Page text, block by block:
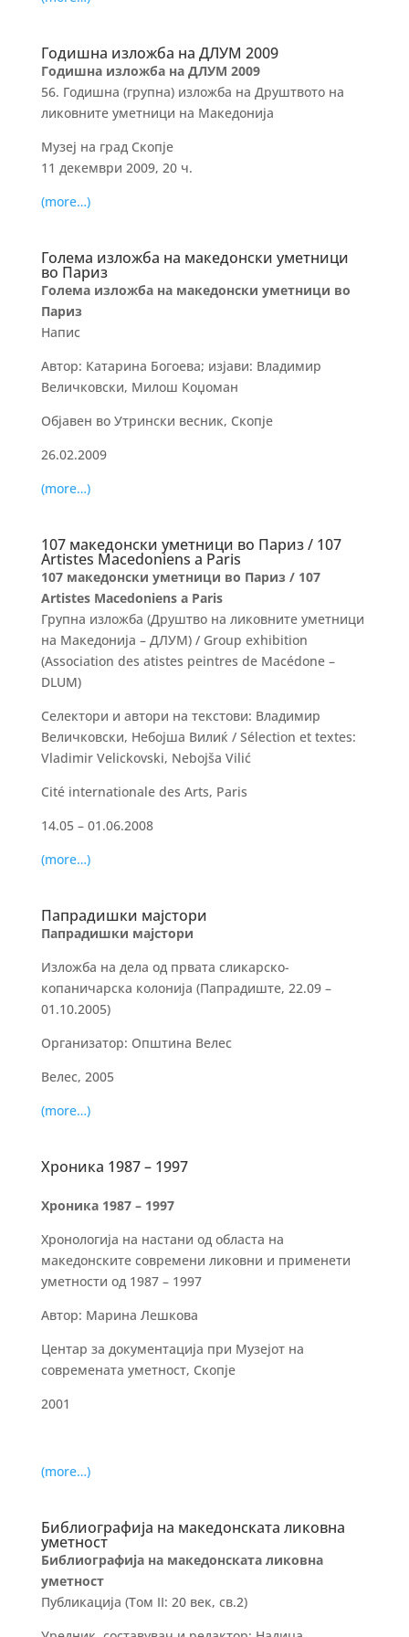
Годишна изложба на ДЛУМ 2009
Годишна изложба на ДЛУМ 2009
56. Годишна (групна) изложба на Друштвото на
ликовните уметници на Македонија
Музеј на град Скопје
11 декември 2009, 20 ч.
(more…)
Голема изложба на македонски уметници
во Париз
Голема изложба на македонски уметници во
Париз
Напис
Автор: Катарина Богоева; изјави: Владимир
Величковски, Милош Коџоман
Објавен во Утрински весник, Скопје
26.02.2009
(more…)
107 македонски уметници во Париз / 107
Artistes Macedoniens a Paris
107 македонски уметници во Париз / 107
Artistes Macedoniens a Paris
Групна изложба (Друштво на ликовните уметници
на Македонија – ДЛУМ) / Group exhibition
(Association des atistes peintres de Macédone –
DLUM)
Селектори и автори на текстови: Владимир
Величковски, Небојша Вилиќ / Sélection et textes:
Vladimir Velickovski, Nebojša Vilić
Cité internationale des Arts, Paris
14.05 – 01.06.2008
(more…)
Папрадишки мајстори
Папрадишки мајстори
Изложба на дела од првата сликарско-
копаничарска колонија (Папрадиште, 22.09 –
01.10.2005)
Организатор: Општина Велес
Велес, 2005
(more…)
Хроника 1987 – 1997
Хроника 1987 – 1997
Хронологија на настани од областа на
македонските современи ликовни и применети
уметности од 1987 – 1997
Автор: Марина Лешкова
Центар за документација при Музејот на
современата уметност, Скопје
2001
(more…)
Библиографија на македонската ликовна
уметност
Библиографија на македонската ликовна
уметност
Публикација (Том II: 20 век, св.2)